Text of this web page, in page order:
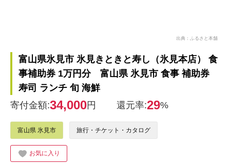
出典：ふるさと本舗
富山県氷見市 氷見きときと寿し（氷見本店） 食
事補助券 1万円分 富山県 氷見市 食事 補助券
寿司 ランチ 旬 海鮮
寄付金額:34,000円 還元率:29%
富山県 氷見市 旅行・チケット・カタログ
お気に入り